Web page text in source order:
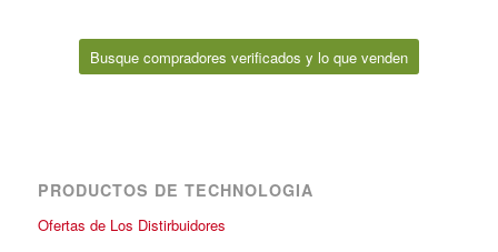
Busque compradores verificados y lo que venden
PRODUCTOS DE TECHNOLOGIA
Ofertas de Los Distirbuidores